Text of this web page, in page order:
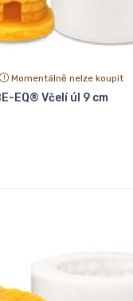
Momentálně nelze koupit
EQ® Včelí úl 9 cm